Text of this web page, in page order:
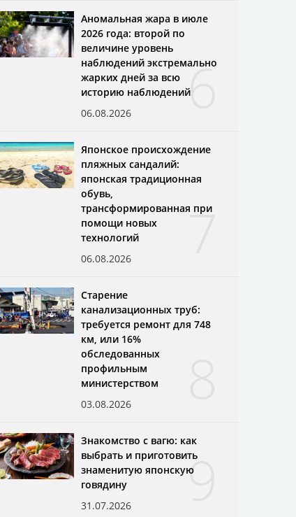
6
Аномальная жара в июле
2026 года: второй по
величине уровень
наблюдений экстремально
жарких дней за всю
историю наблюдений
06.08.2026
7
Японское происхождение
пляжных сандалий:
японская традиционная
обувь,
трансформированная при
помощи новых
технологий
06.08.2026
Старение
канализационных труб:
требуется ремонт для 748
км, или 16%
обследованных
профильным
министерством
03.08.2026
9
Знакомство с вагю: как
выбрать и приготовить
знаменитую японскую
говядину
31.07.2026